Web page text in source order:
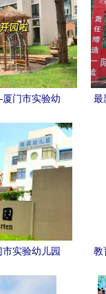
门市实验幼
最
实验幼儿园
教